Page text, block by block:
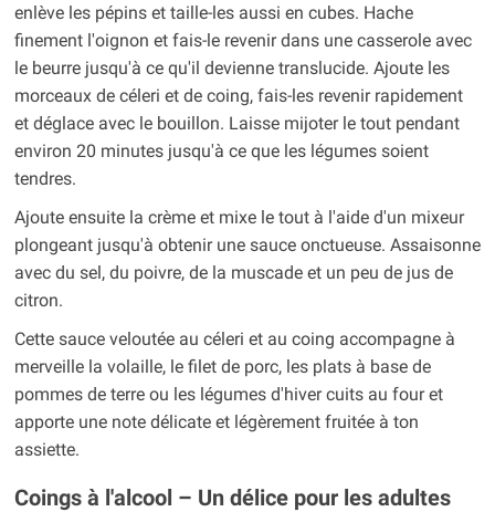
enlève les pépins et taille-les aussi en cubes. Hache
finement l'oignon et fais-le revenir dans une casserole avec
le beurre jusqu'à ce qu'il devienne translucide. Ajoute les
morceaux de céleri et de coing, fais-les revenir rapidement
et déglace avec le bouillon. Laisse mijoter le tout pendant
environ 20 minutes jusqu'à ce que les légumes soient
tendres.
Ajoute ensuite la crème et mixe le tout à l'aide d'un mixeur
plongeant jusqu'à obtenir une sauce onctueuse. Assaisonne
avec du sel, du poivre, de la muscade et un peu de jus de
citron.
Cette sauce veloutée au céleri et au coing accompagne à
merveille la volaille, le filet de porc, les plats à base de
pommes de terre ou les légumes d'hiver cuits au four et
apporte une note délicate et légèrement fruitée à ton
assiette.
Coings à l'alcool – Un délice pour les adultes